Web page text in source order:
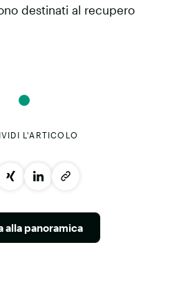
destinati al recupero
L'ARTICOLO
alla panoramica